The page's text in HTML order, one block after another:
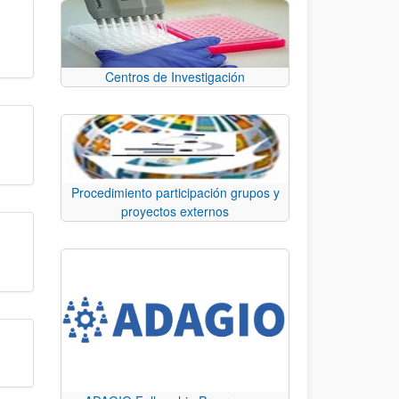
Centros de Investigación
Procedimiento participación grupos y
proyectos externos